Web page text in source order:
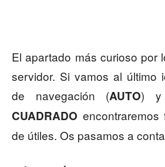
El apartado más curioso por
servidor. Si vamos al último
de navegación (AUTO) y
CUADRADO
de útiles. Os pasamos a